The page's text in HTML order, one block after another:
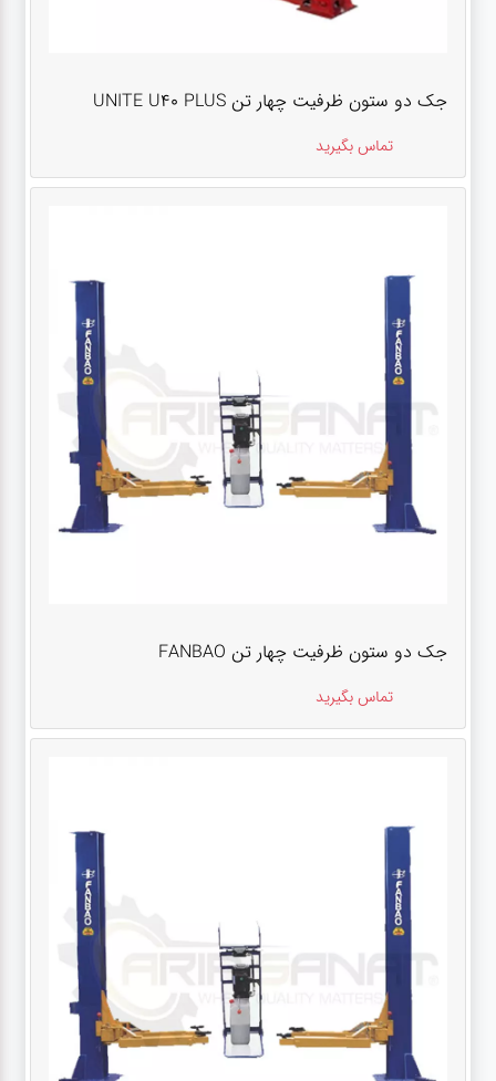
جک دو ستون ظرفیت چهار تن UNITE U40 PLUS
تماس بگیرید
جک دو ستون ظرفیت چهار تن FANBAO
تماس بگیرید